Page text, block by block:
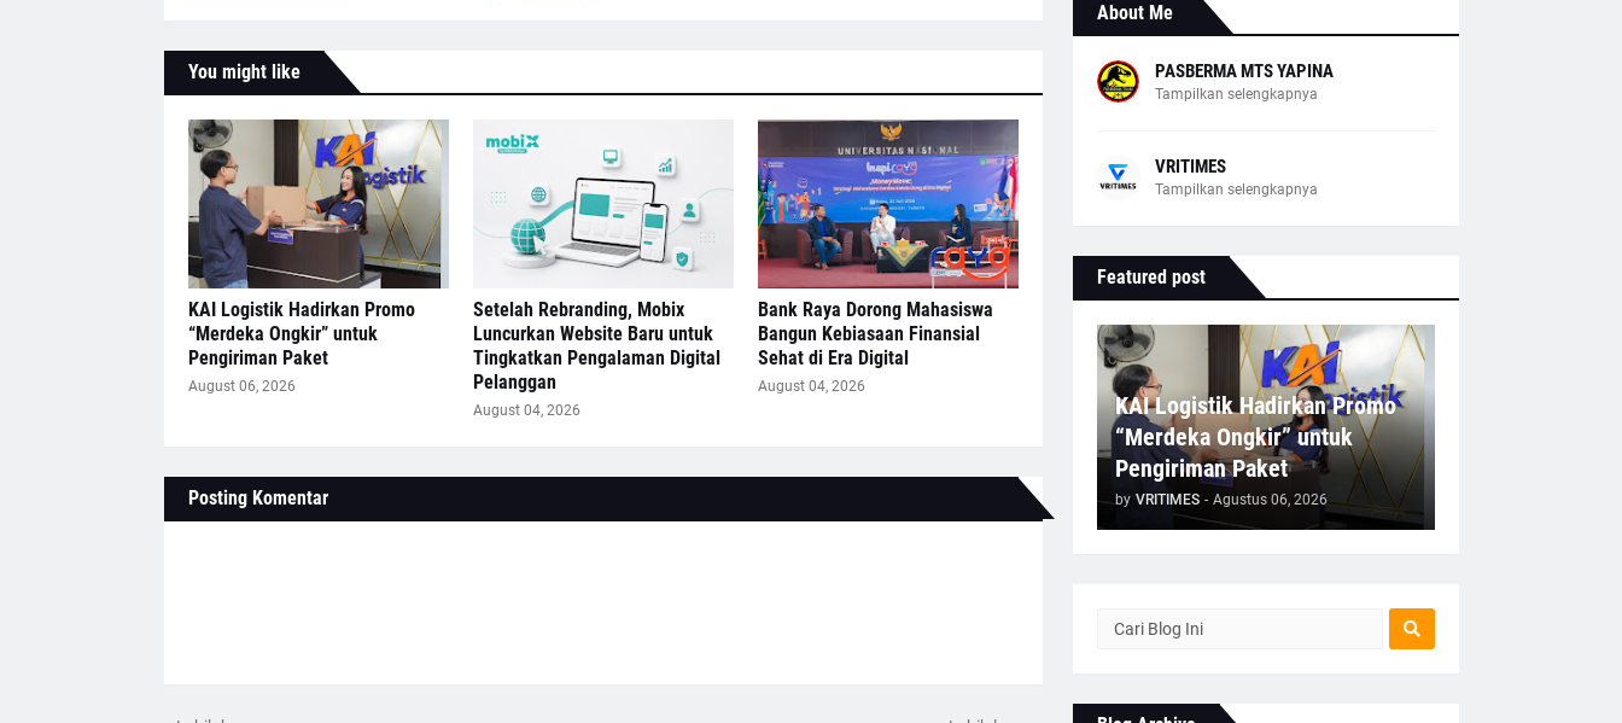
You might like
KAI Logistik Hadirkan Promo
“Merdeka Ongkir” untuk
Pengiriman Paket
August 06, 2026
Setelah Rebranding, Mobix
Luncurkan Website Baru untuk
Tingkatkan Pengalaman Digital
Pelanggan
August 04, 2026
Bank Raya Dorong Mahasiswa
Bangun Kebiasaan Finansial
Sehat di Era Digital
August 04, 2026
Posting Komentar
About Me
PASBERMA MTS YAPINA
Tampilkan selengkapnya
VRITIMES
Tampilkan selengkapnya
Featured post
KAI Logistik Hadirkan Promo
“Merdeka Ongkir” untuk
Pengiriman Paket
by VRITIMES - Agustus 06, 2026